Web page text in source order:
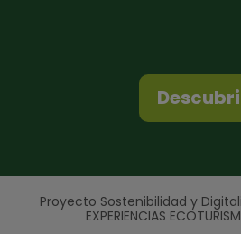
Proyecto Sostenibilidad y
EXPERIENCIAS